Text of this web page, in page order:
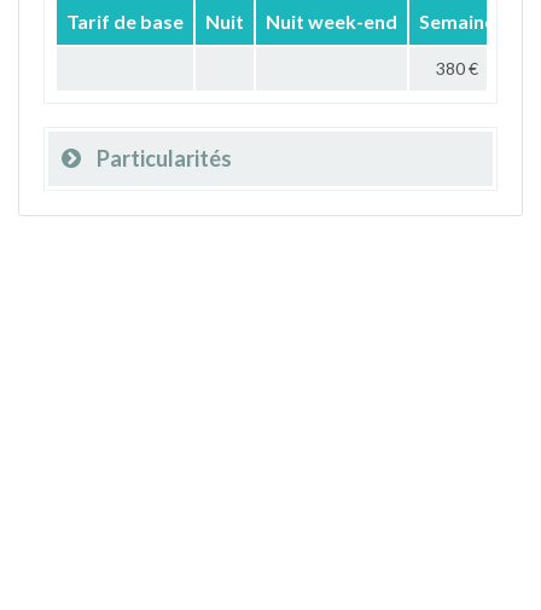
Tarif de base Nuit Nuit week-end Semaine
380 €
Particularités